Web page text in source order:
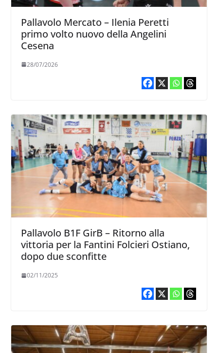
Pallavolo Mercato – Ilenia Peretti
primo volto nuovo della Angelini
Cesena
28/07/2026
Pallavolo B1F GirB – Ritorno alla
vittoria per la Fantini Folcieri Ostiano,
dopo due sconfitte
02/11/2025